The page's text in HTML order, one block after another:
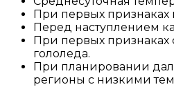
При первых признаках
Перед наступлением
При первых
гололеда.
При планировании
регионы с низкими